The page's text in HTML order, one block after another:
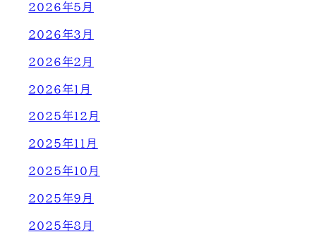
2026年5月
2026年3月
2026年2月
2026年1月
2025年12月
2025年11月
2025年10月
2025年9月
2025年8月